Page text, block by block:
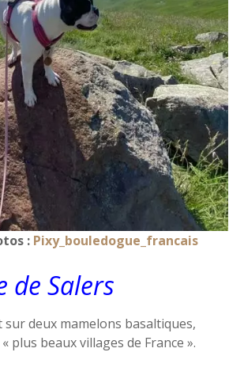
: Pixy_bouledogue_francais
de Salers
deux mamelons basaltiques,
plus beaux villages de France ».